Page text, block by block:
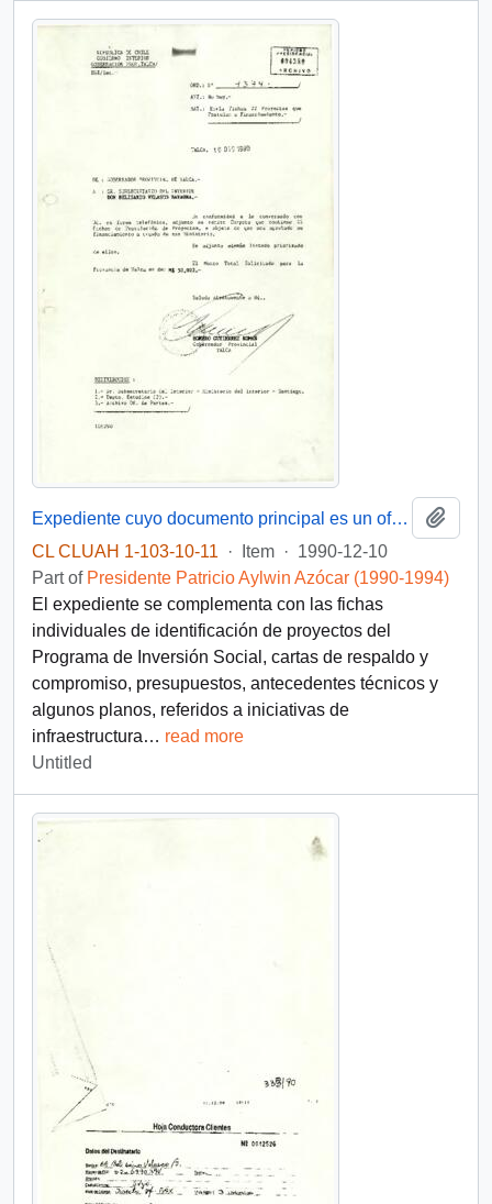
Expediente cuyo documento principal es un oficio del Gobernador Provincial de Talca al Subsecretario del Interior, mediante el cual se remite una carpeta con fichas de postulación de proyectos para su financiamiento por el Ministerio del Interior
CL CLUAH 1-103-10-11
· Item · 1990-12-10
Part of Presidente Patricio Aylwin Azócar (1990-1994)
El expediente se complementa con las fichas
individuales de identificación de proyectos del
Programa de Inversión Social, cartas de respaldo y
compromiso, presupuestos, antecedentes técnicos y
algunos planos, referidos a iniciativas de
infraestructura… read more
Untitled